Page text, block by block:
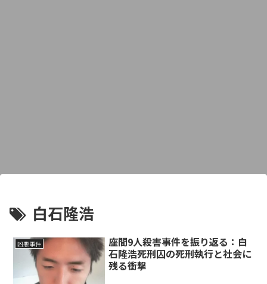
白石隆浩
凶悪事件
座間9人殺害事件を振り返る：白
石隆浩死刑囚の死刑執行と社会に
残る衝撃